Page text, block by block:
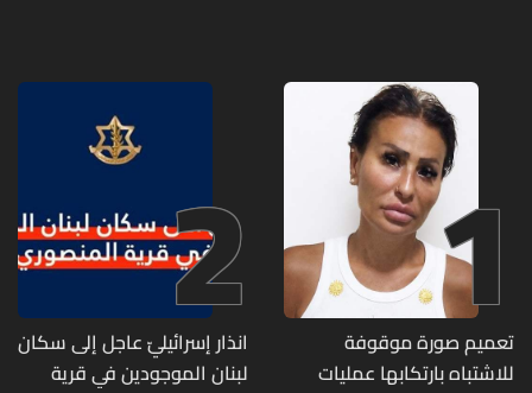
1
تعميم صورة موقوفة
للاشتباه بارتكابها عمليات
2
انذار إسرائيليّ عاجل إلى سكان
لبنان الموجودين في قرية